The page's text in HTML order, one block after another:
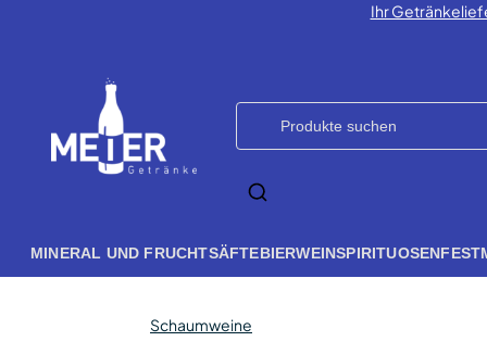
Ihr
MINERAL UND FRUCHTSÄFTEBIERWEINSPIRITUOSEN
Schaumweine